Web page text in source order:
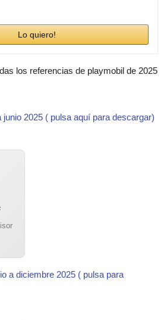
Lo quiero!
los referencias de playmobil de 2025
2025 ( pulsa aquí para descargar)
a diciembre 2025 ( pulsa para